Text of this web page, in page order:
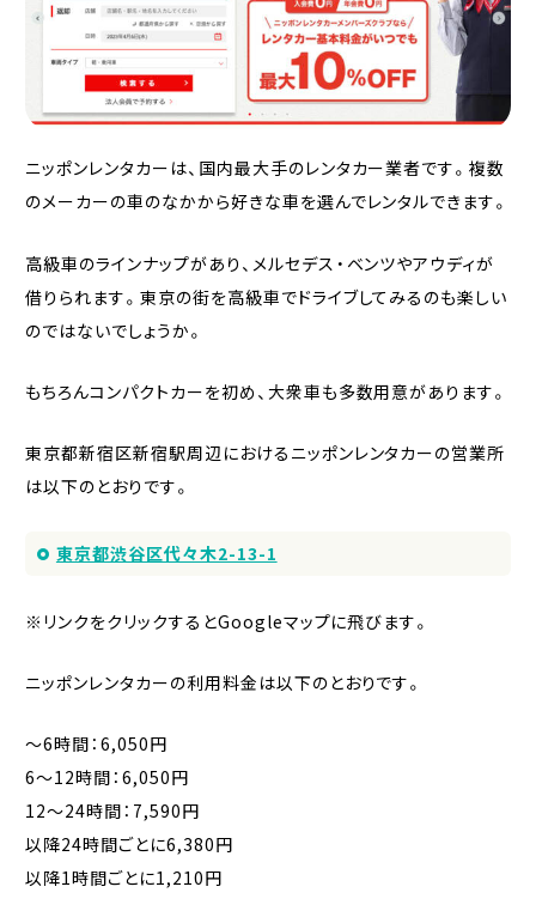
ニッポンレンタカーは、国内最大手のレンタカー業者です。複数
のメーカーの車のなかから好きな車を選んでレンタルできます。
高級車のラインナップがあり、メルセデス・ベンツやアウディが
借りられます。東京の街を高級車でドライブしてみるのも楽しい
のではないでしょうか。
もちろんコンパクトカーを初め、大衆車も多数用意があります。
東京都新宿区新宿駅周辺におけるニッポンレンタカーの営業所
は以下のとおりです。
東京都渋谷区代々木2-13-1
※リンクをクリックするとGoogleマップに飛びます。
ニッポンレンタカーの利用料金は以下のとおりです。
〜6時間：6,050円
6〜12時間：6,050円
12〜24時間：7,590円
以降24時間ごとに6,380円
以降1時間ごとに1,210円